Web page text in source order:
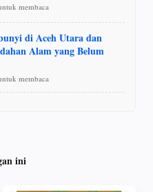
membaca
di Aceh Utara dan
Alam yang Belum
membaca
ini